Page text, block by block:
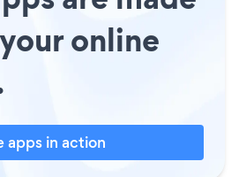
online
apps in action